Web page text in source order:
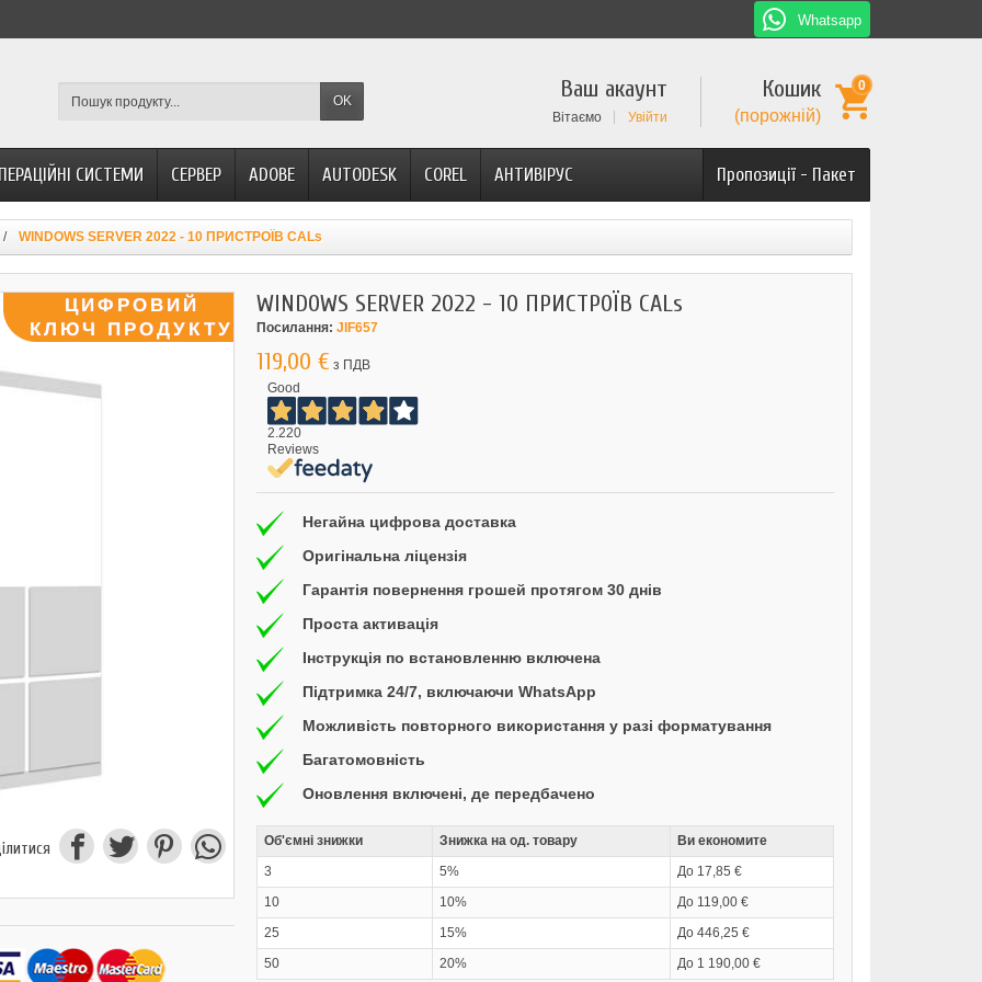
Whatsapp
OK Кошик
(порожній)
0
Ваш акаунт
Вітаємо Увійти
Пропозиції - Пакет
СИСТЕМИ СЕРВЕР ADOBE AUTODESK COREL АНТИВІРУС
WINDOWS SERVER 2022 - 10 ПРИСТРОЇВ CALs
WINDOWS SERVER 2022 - 10 ПРИСТРОЇВ CALs
Посилання: JIF657
119,00 € з ПДВ
Good
2.220
Reviews
Негайна цифрова доставка
Оригінальна ліцензія
Гарантія повернення грошей протягом 30 днів
Проста активація
Інструкція по встановленню включена
Підтримка 24/7, включаючи WhatsApp
Можливість повторного використання у разі форматування
Багатомовність
Оновлення включені, де передбачено
Об'ємні знижки Знижка на од. товару
Ви економите
3
5%
До 17,85 €
10
10%
До 119,00 €
25
15%
До 446,25 €
50
20% До 1 190,00 €